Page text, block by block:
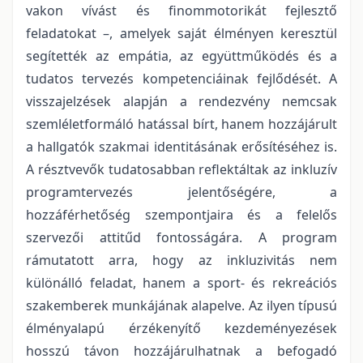
vakon vívást és finommotorikát fejlesztő
feladatokat –, amelyek saját élményen keresztül
segítették az empátia, az együttműködés és a
tudatos tervezés kompetenciáinak fejlődését. A
visszajelzések alapján a rendezvény nemcsak
szemléletformáló hatással bírt, hanem hozzájárult
a hallgatók szakmai identitásának erősítéséhez is.
A résztvevők tudatosabban reflektáltak az inkluzív
programtervezés jelentőségére, a
hozzáférhetőség szempontjaira és a felelős
szervezői attitűd fontosságára. A program
rámutatott arra, hogy az inkluzivitás nem
különálló feladat, hanem a sport- és rekreációs
szakemberek munkájának alapelve. Az ilyen típusú
élményalapú érzékenyítő kezdeményezések
hosszú távon hozzájárulhatnak a befogadó